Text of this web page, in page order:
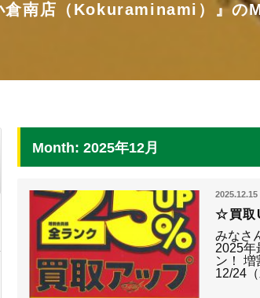
倉南店（Kokuraminami）』の
Month: 2025年12月
2025.12.15
☆買取
みなさ
2025
ン！
12/24